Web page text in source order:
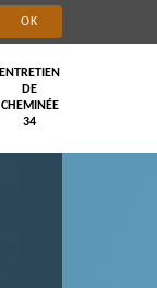
ENTRETIEN
DE
CHEMINÉE
34